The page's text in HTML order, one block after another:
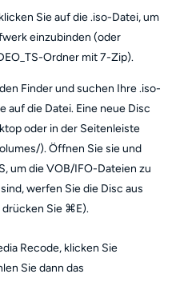
Sie auf die .iso-Datei, um
einzubinden (oder
Ordner mit 7-Zip).
Finder und suchen Ihre .iso-
auf die Datei. Eine neue Disc
oder in der Seitenleiste
). Öffnen Sie sie und
um die VOB/IFO-Dateien zu
werfen Sie die Disc aus
Sie ⌘E).
Recode, klicken Sie
Sie dann das